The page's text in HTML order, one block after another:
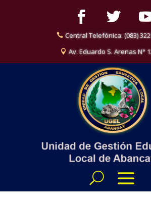
Central Telefónica: (083)
Av. Eduardo S. Arenas N°